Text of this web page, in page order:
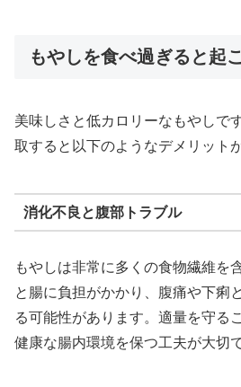
もやしを食べ過ぎると起
美味しさと低カロリーなもやしで
取すると以下のようなデメリット
消化不良と腹部トラブル
もやしは非常に多くの食物繊維を
と腸に負担がかかり、腹痛や下痢
る可能性があります。適量を守る
健康な腸内環境を保つ工夫が大切で